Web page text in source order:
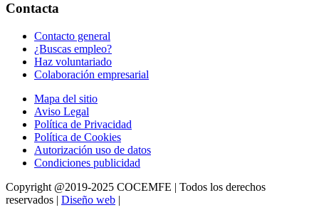
Contacta
Contacto general
¿Buscas empleo?
Haz voluntariado
Colaboración empresarial
Mapa del sitio
Aviso Legal
Política de Privacidad
Política de Cookies
Autorización uso de datos
Condiciones publicidad
Copyright @2019-2025 COCEMFE | Todos los derechos
reservados | Diseño web |